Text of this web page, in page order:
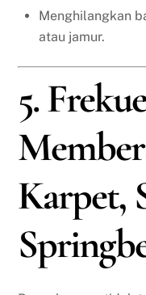
Menghilangkan
atau jamur.
5.
Karpet,